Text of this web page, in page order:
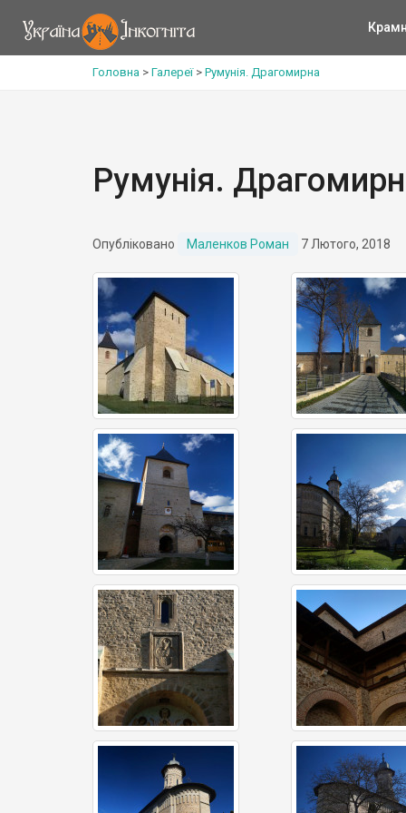
Головна > Галереї> Румунія. Драгомирна
Румунія.
Опубліковано Маленков Роман 7 Лютого, 2018